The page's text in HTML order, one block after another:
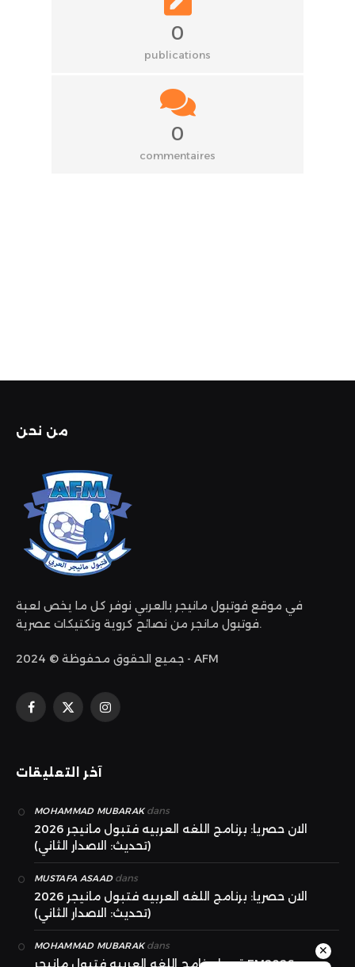
0
publications
0
commentaires
من نحن
في موقع فوتبول مانيجر بالعربي نوفر كل ما يخص لعبة
فوتبول مانجر من نصائح كروية وتكتيكات عصرية.
جميع الحقوق محفوظة © 2024 - AFM
فيسبوك
X
الانستغرام
آخر التعليقات
MOHAMMAD MUBARAKdans
الان حصريا: برنامج اللغه العربيه فتبول مانيجر 2026
(تحديث: الاصدار الثاني)
MUSTAFA ASAADdans
الان حصريا: برنامج اللغه العربيه فتبول مانيجر 2026
(تحديث: الاصدار الثاني)
MOHAMMAD MUBARAKdans
قريبا برنامج اللغه العربيه فتبول مانيجر FM2026
✕